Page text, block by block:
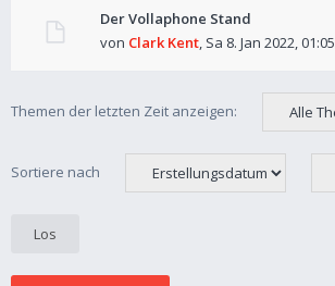
Der Vollaphone Stand
von Clark Kent, Sa 8. Jan 2022, 01:05
Themen der letzten Zeit anzeigen:
Sortiere nach